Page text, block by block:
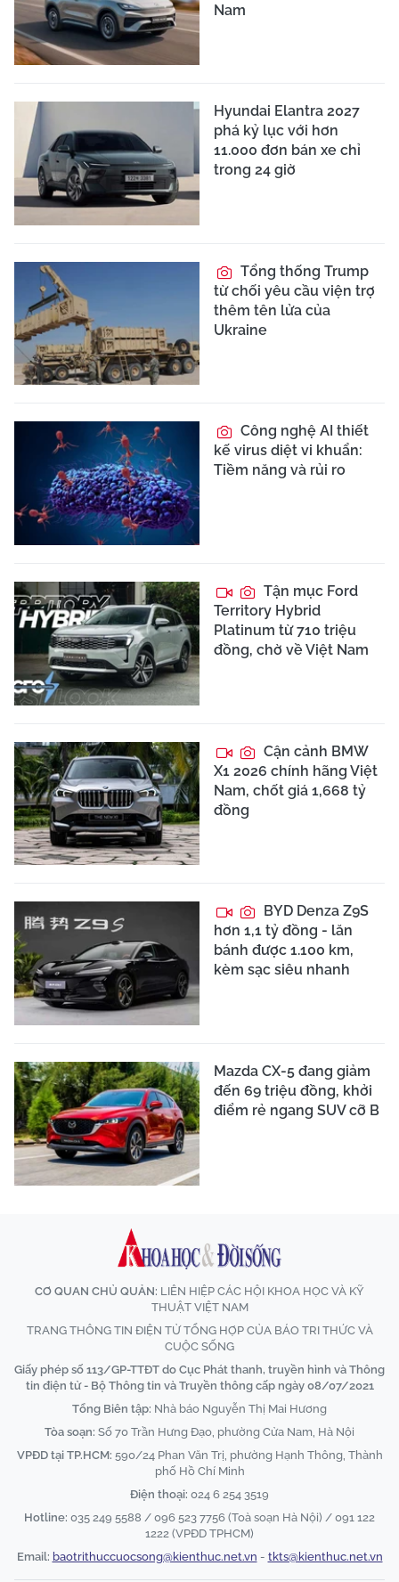
Nam
Hyundai Elantra 2027
phá kỷ lục với hơn
11.000 đơn bán xe chỉ
trong 24 giờ
Tổng thống Trump
từ chối yêu cầu viện trợ
thêm tên lửa của
Ukraine
Công nghệ AI thiết
kế virus diệt vi khuẩn:
Tiềm năng và rủi ro
Tận mục Ford
Territory Hybrid
Platinum từ 710 triệu
đồng, chờ về Việt Nam
Cận cảnh BMW
X1 2026 chính hãng Việt
Nam, chốt giá 1,668 tỷ
đồng
BYD Denza Z9S
hơn 1,1 tỷ đồng - lăn
bánh được 1.100 km,
kèm sạc siêu nhanh
Mazda CX-5 đang giảm
đến 69 triệu đồng, khởi
điểm rẻ ngang SUV cỡ B
CƠ QUAN CHỦ QUẢN: LIÊN HIỆP CÁC HỘI KHOA HỌC VÀ KỸ
THUẬT VIỆT NAM
TRANG THÔNG TIN ĐIỆN TỬ TỔNG HỢP CỦA BÁO TRI THỨC VÀ
CUỘC SỐNG
Giấy phép số 113/GP-TTĐT do Cục Phát thanh, truyền hình và Thông
tin điện tử - Bộ Thông tin và Truyền thông cấp ngày 08/07/2021
Tổng Biên tập: Nhà báo Nguyễn Thị Mai Hương
Tòa soạn: Số 70 Trần Hưng Đạo, phường Cửa Nam, Hà Nội
VPĐD tại TP.HCM: 590/24 Phan Văn Trị, phường Hạnh Thông, Thành
phố Hồ Chí Minh
Điện thoại: 024 6 254 3519
Hotline: 035 249 5588 / 096 523 7756 (Toà soạn Hà Nội) / 091 122
1222 (VPĐD TPHCM)
Email: baotrithuccuocsong@kienthuc.net.vn - tkts@kienthuc.net.vn